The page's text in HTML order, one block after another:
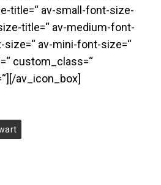
title=“ av-small-font-size-
title=“ av-medium-font-
size=“ av-mini-font-size=“
custom_class=“
av_icon_box]